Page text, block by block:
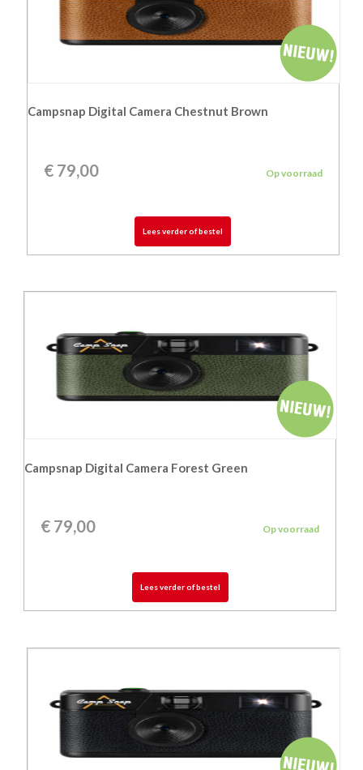
Campsnap Digital Camera Chestnut Brown
€79,00 Op voorraad
Lees verder of bestel
Campsnap Digital Camera Forest Green
€ 79,00 Op voorraad
Lees verder of bestel